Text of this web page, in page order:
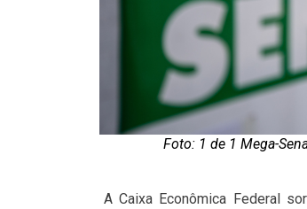
Foto: 1 de 1 Mega-
A Caixa Econômica Federal